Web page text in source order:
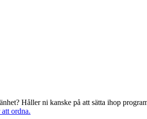
Håller ni kanske på att sätta ihop
ordna.